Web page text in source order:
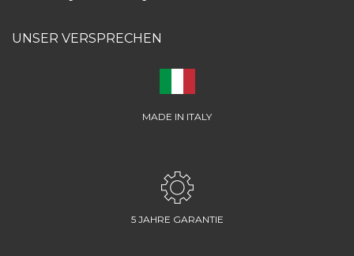
UNSER VERSPRECHEN
MADE IN ITALY
5 JAHRE GARANTIE